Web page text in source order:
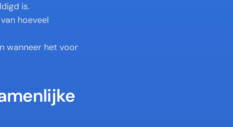
is.
hoeveel
wanneer het voor